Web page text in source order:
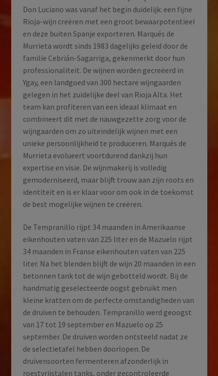
Don Luciano was vanaf het begin duidelijk: een fijne
Rioja-wijn creëren met een groot bewaarpotentieel
en deze buiten Spanje exporteren. Marqués de
Murrieta wordt sinds 1983 dagelijks geleid door de
familie Cebrián-Sagarriga, gekenmerkt door hun
professionaliteit. De wijnen worden gecreëerd in
Ygay, een landgoed van 300 hectare wijngaarden
gelegen in het zuidelijke deel van Rioja Alta. Het
team kan profiteren van een ideaal klimaat en
combineert dit met de nauwgezette zorg voor de
wijngaarden om zo uiteindelijk wijnen met een
unieke persoonlijkheid te produceren. Marqués de
Murrieta evolueert voortdurend dankzij hun
expertise en visie. De wijnmakerij is volledig
gemoderniseerd, maar blijft trouw aan zijn roots en
identiteit en is er klaar voor om ook in de toekomst
de best mogelijke wijnen te creëren.
De Tempranillo rijpt 34 maanden in Amerikaanse
eikenhouten vaten van 225 liter en de Mazuelo rijpt
34 maanden in Franse eikenhouten vaten van 225
liter. Na het blenden blijft de wijn 20 maanden in een
betonnen tank tot de wijn gebotteld wordt. Bij de
handmatig geselecteerde oogst gebruikt men
kleine kratten om de perfecte omstandigheden van
de druiven te behouden. Tempranillo werd geoogst
van 17 tot 19 september en Mazuelo op 25
september. De druiven worden ontsteeld nadat ze
de selectietafel hebben doorlopen. De
druivensoorten fermenteren afzonderlijk in
roestvrijstalen tanks, onder gecontroleerde